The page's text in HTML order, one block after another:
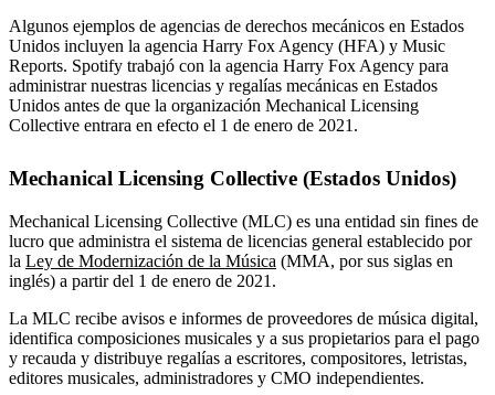
Algunos ejemplos de agencias de derechos mecánicos en Estados
Unidos incluyen la agencia Harry Fox Agency (HFA) y Music
Reports. Spotify trabajó con la agencia Harry Fox Agency para
administrar nuestras licencias y regalías mecánicas en Estados
Unidos antes de que la organización Mechanical Licensing
Collective entrara en efecto el 1 de enero de 2021.
Mechanical Licensing Collective (Estados Unidos)
Mechanical Licensing Collective (MLC) es una entidad sin fines de
lucro que administra el sistema de licencias general establecido por
la Ley de Modernización de la Música (MMA, por sus siglas en
inglés) a partir del 1 de enero de 2021.
La MLC recibe avisos e informes de proveedores de música digital,
identifica composiciones musicales y a sus propietarios para el pago
y recauda y distribuye regalías a escritores, compositores, letristas,
editores musicales, administradores y CMO independientes.